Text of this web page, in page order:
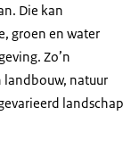
Die kan
groen en water
Zo’n
landbouw, natuur
landschap